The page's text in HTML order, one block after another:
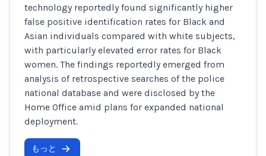
technology reportedly found significantly higher
false positive identification rates for Black and
Asian individuals compared with white subjects,
with particularly elevated error rates for Black
women. The findings reportedly emerged from
analysis of retrospective searches of the police
national database and were disclosed by the
Home Office amid plans for expanded national
deployment.
もっと